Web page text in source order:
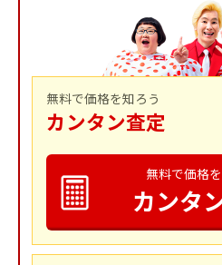
無料で価格を知ろう
カンタン査定
無料で価格
カンタ